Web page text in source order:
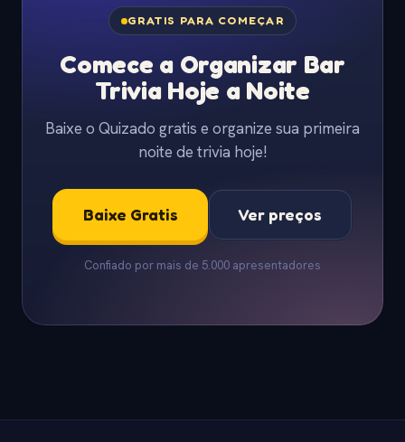
GRATIS PARA COMEÇAR
Comece a Organizar Bar
Trivia Hoje a Noite
Baixe o Quizado gratis e organize sua primeira
noite de trivia hoje!
Baixe Gratis Ver preços
Confiado por mais de 5.000 apresentadores